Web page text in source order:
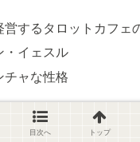
営するタロットカフェ
・イェスル
チャな性格
い 目次へ トップ